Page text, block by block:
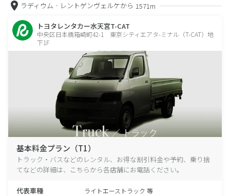
ラディウム‐レントゲンヴェルケから 1571m
トヨタレンタカー水天宮T-CAT
中央区日本橋箱崎町42-1 東京シティエアタ-ミナル（T-CAT）地
下1F
基本料金プラン（T1）
トラック・バスなどのレンタル、お得な割引料金や予約、乗り捨
てなどの詳細は、こちらから各店舗にお電話ください。
代表車種 ライトエーストラック 等